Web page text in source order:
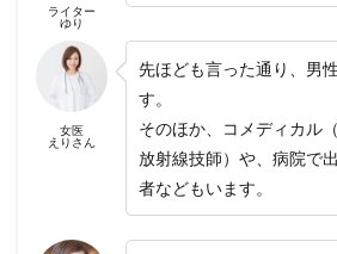
ライター
ゆり
女医
えりさん
先ほども言った通り、男
す。
そのほか、コメディカル
放射線技師）や、病院で
者などもいます。